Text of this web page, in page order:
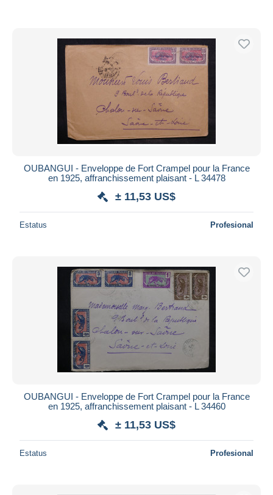
OUBANGUI - Enveloppe de Fort Crampel pour la France
en 1925, affranchissement plaisant - L 34478
± 11,53 US$
Estatus Profesional
OUBANGUI - Enveloppe de Fort Crampel pour la France
en 1925, affranchissement plaisant - L 34460
± 11,53 US$
Estatus Profesional